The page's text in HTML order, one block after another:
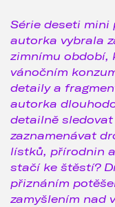
Série deseti mini
autorka vybrala
zimnímu období,
vánočním
detaily a
autorka
detailně
zaznamenávat
lístků, přírodnin
stačí ke štěstí?
přiznáním
zamyšlením nad